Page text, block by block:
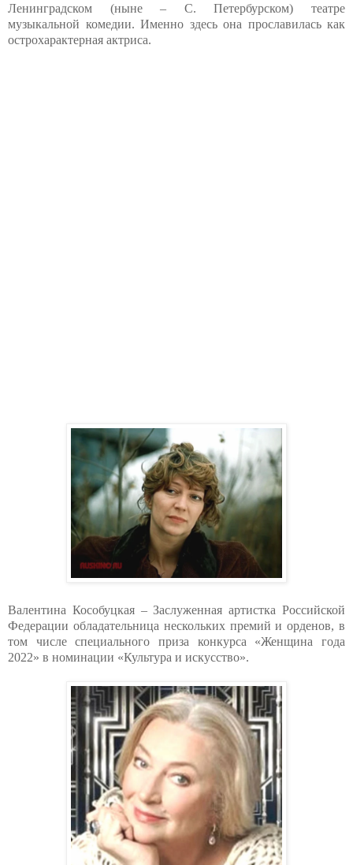
Ленинградском (ныне – С. Петербурском) театре
музыкальной комедии. Именно здесь она прославилась как
острохарактерная актриса.
Валентина Кособуцкая – Заслуженная артистка Российской
Федерации обладательница нескольких премий и орденов, в
том числе специального приза конкурса «Женщина года
2022» в номинации «Культура и искусство».